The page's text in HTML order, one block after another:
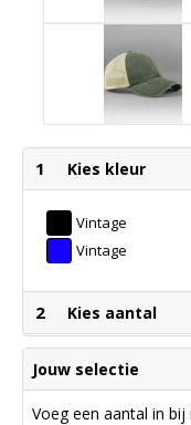
1 Kies kleur
Vintage
Black/Stone
Vintage
2 Kies aantal
Jouw selectie
Voeg een aantal in bij